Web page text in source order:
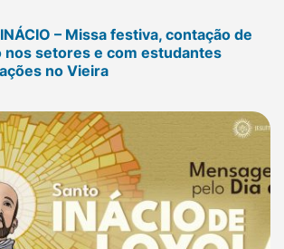
– Missa festiva, contação de
nos setores e com estudantes
no Vieira